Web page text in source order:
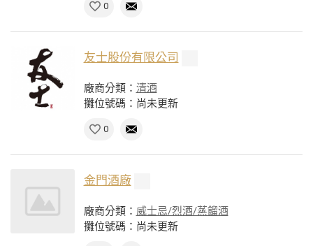
0
友士股份有限公司
廠商分類： 清酒
攤位號碼：尚未更新
0
金門酒廠
廠商分類： 威士忌/烈酒/蒸餾酒
攤位號碼：尚未更新